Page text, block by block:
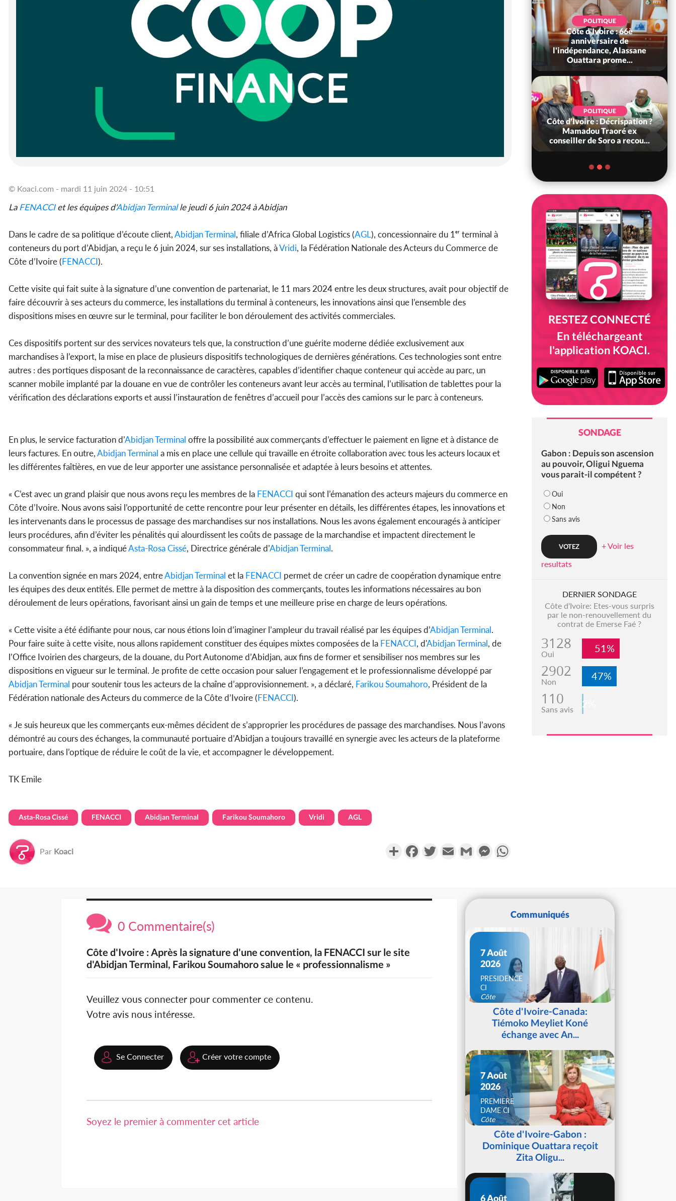
© Koaci.com - mardi 11 juin 2024 - 10:51
LaFENACCIet les équipes d'Abidjan Terminalle jeudi 6 juin 2024 à Abidjan
Dans le cadre de sa politique d’écoute client,Abidjan Terminal, filiale d’Africa Global Logistics (AGL), concessionnaire du 1ᵉʳ terminal à
conteneurs du port d’Abidjan, a reçu le 6 juin 2024, sur ses installations, àVridi, la Fédération Nationale des Acteurs du Commerce de
Côte d’Ivoire (FENACCI).
Cette visite qui fait suite à la signature d’une convention de partenariat, le 11 mars 2024 entre les deux structures, avait pour objectif de
faire découvrir à ses acteurs du commerce, les installations du terminal à conteneurs, les innovations ainsi que l’ensemble des
dispositions mises en œuvre sur le terminal, pour faciliter le bon déroulement des activités commerciales.
Ces dispositifs portent sur des services novateurs tels que, la construction d’une guérite moderne dédiée exclusivement aux
marchandises à l’export, la mise en place de plusieurs dispositifs technologiques de dernières générations. Ces technologies sont entre
autres : des portiques disposant de la reconnaissance de caractères, capables d’identifier chaque conteneur qui accède au parc, un
scanner mobile implanté par la douane en vue de contrôler les conteneurs avant leur accès au terminal, l’utilisation de tablettes pour la
vérification des déclarations exports et aussi l’instauration de fenêtres d’accueil pour l’accès des camions sur le parc à conteneurs.
En plus, le service facturation d’Abidjan Terminal offre la possibilité aux commerçants d’effectuer le paiement en ligne et à distance de
leurs factures. En outre,Abidjan Terminal a mis en place une cellule qui travaille en étroite collaboration avec tous les acteurs locaux et
les différentes faîtières, en vue de leur apporter une assistance personnalisée et adaptée à leurs besoins et attentes.
« C’est avec un grand plaisir que nous avons reçu les membres de la FENACCI qui sont l’émanation des acteurs majeurs du commerce en
Côte d’Ivoire. Nous avons saisi l’opportunité de cette rencontre pour leur présenter en détails, les différentes étapes, les innovations et
les intervenants dans le processus de passage des marchandises sur nos installations. Nous les avons également encouragés à anticiper
leurs procédures, afin d’éviter les pénalités qui alourdissent les coûts de passage de la marchandise et impactent directement le
consommateur final. », a indiquéAsta-Rosa Cissé, Directrice générale d’Abidjan Terminal.
La convention signée en mars 2024, entreAbidjan Terminal et la FENACCI permet de créer un cadre de coopération dynamique entre
les équipes des deux entités. Elle permet de mettre à la disposition des commerçants, toutes les informations nécessaires au bon
déroulement de leurs opérations, favorisant ainsi un gain de temps et une meilleure prise en charge de leurs opérations.
« Cette visite a été édifiante pour nous, car nous étions loin d’imaginer l’ampleur du travail réalisé par les équipes d’Abidjan Terminal.
Pour faire suite à cette visite, nous allons rapidement constituer des équipes mixtes composées de la FENACCI, d'Abidjan Terminal, de
l’Office Ivoirien des chargeurs, de la douane, du Port Autonome d’Abidjan, aux fins de former et sensibiliser nos membres sur les
dispositions en vigueur sur le terminal. Je profite de cette occasion pour saluer l’engagement et le professionnalisme développé par
Abidjan Terminal pour soutenir tous les acteurs de la chaîne d’approvisionnement. », a déclaré, Farikou Soumahoro, Président de la
Fédération nationale des Acteurs du commerce de la Côte d’Ivoire (FENACCI).
« Je suis heureux que les commerçants eux-mêmes décident de s’approprier les procédures de passage des marchandises. Nous l’avons
démontré au cours des échanges, la communauté portuaire d’Abidjan a toujours travaillé en synergie avec les acteurs de la plateforme
portuaire, dans l’optique de réduire le coût de la vie, et accompagner le développement.
TK Emile
Asta-Rosa Cissé FENACCI Abidjan Terminal Farikou Soumahoro Vridi AGL
Par Koaci PartagerFacebookTwitterEmail Gmail Messenger
POLITIQUE
Côte d'Ivoire : 66è
anniversaire de
l'indépendance, Alassane
Ouattara prome...
POLITIQUE
Côte d'Ivoire : Décrispation ?
Mamadou Traoré ex
conseiller de Soro a recou...
RESTEZ CONNECTÉ
En téléchargeant
l'application KOACI.
SONDAGE
Gabon : Depuis son ascension
au pouvoir, Oligui Nguema
vous parait-il compétent ?
Oui
Non
Sans avis
+ Voir les
resultats
DERNIER SONDAGE
Côte d'Ivoire: Etes-vous surpris
par le non-renouvellement du
contrat de Emerse Faé ?
3128
Oui 51%
2902
Non 47%
110
Sans avis 2%
0 Commentaire(s)
Côte d'Ivoire : Après la signature d'une convention, la FENACCI sur le site
d'Abidjan Terminal, Farikou Soumahoro salue le « professionnalisme »
Veuillez vous connecter pour commenter ce contenu.
Votre avis nous intéresse.
Se Connecter Créer votre compte
Soyez le premier à commenter cet article
Communiqués
7 Août
2026
PRESIDENCE
CI
Côte
d'IvoireCôte d'Ivoire-Canada:
Tiémoko Meyliet Koné
échange avec An...
7 Août
2026
PREMIERE
DAME CI
Côte
d'IvoireCôte d'Ivoire-Gabon :
Dominique Ouattara reçoit
Zita Oligu...
6 Août